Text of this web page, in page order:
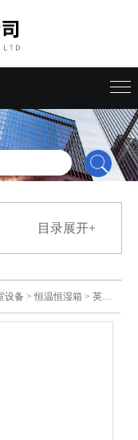
目录展开+
设备 >恒温恒湿箱 > 英鹏双门玻璃门防爆恒温恒湿柜